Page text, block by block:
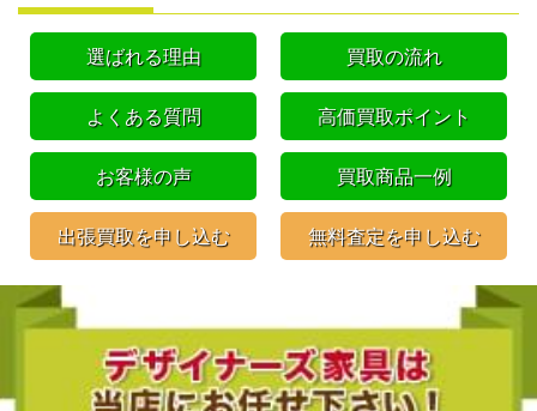
選ばれる理由 買取の流れ
よくある質問 高価買取ポイント
お客様の声 買取商品一例
出張買取を申し込む 無料査定を申し込む